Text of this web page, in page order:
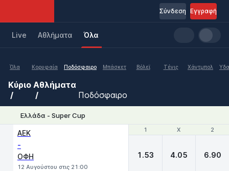
Εγγραφή
Σύνδεση
Live Aθλήματα Όλα
Όλα Κορυφαία Ποδόσφαιρο Μπάσκετ Βόλεϊ Τένις Χάντμπολ
Κύριο Αθλήματα
Ποδόσφαιρο
Ελλάδα - Super Cup
1 X 2
ΑΕΚ
-
ΟΦΗ
12 Αυγούστου στις 21:00
1 X 2
1.53 4.05 6.90